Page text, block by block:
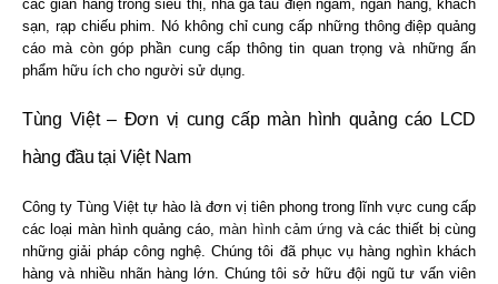
các gian hàng trong siêu thị, nhà ga tàu điện ngầm, ngân hàng, khách
sạn, rạp chiếu phim. Nó không chỉ cung cấp những thông điệp quảng
cáo mà còn góp phần cung cấp thông tin quan trọng và những ấn
phẩm hữu ích cho người sử dụng.
Tùng Việt – Đơn vị cung cấp màn hình quảng cáo LCD
hàng đầu tại Việt Nam
Công ty Tùng Việt tự hào là đơn vị tiên phong trong lĩnh vực cung cấp
các loại màn hình quảng cáo,màn hình cảm ứng và các thiết bị cùng
những giải pháp công nghệ. Chúng tôi đã phục vụ hàng nghìn khách
hàng và nhiều nhãn hàng lớn. Chúng tôi sở hữu đội ngũ tư vấn viên